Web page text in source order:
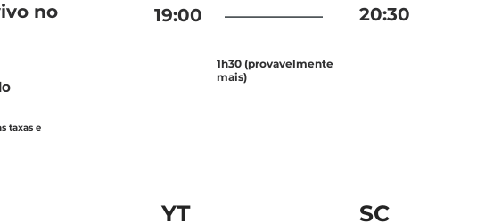
no
19:00 20:30
1h30 (provavelmente
mais)
taxas e
YT SC